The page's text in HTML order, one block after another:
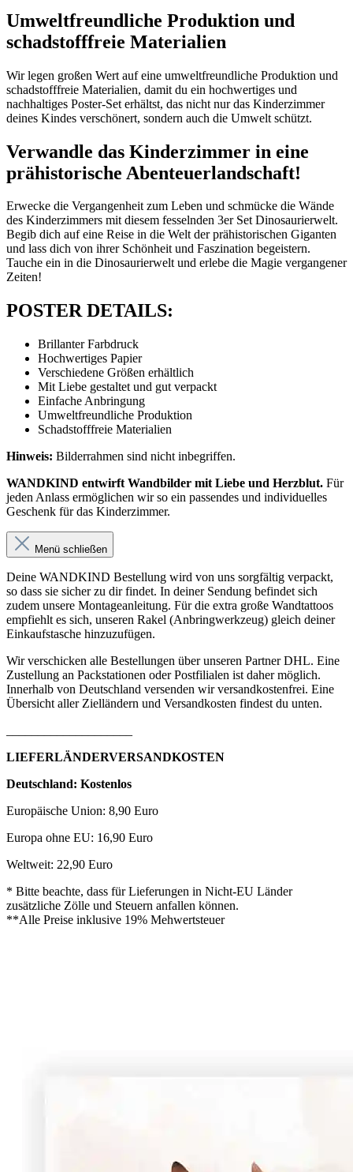
Umweltfreundliche Produktion und
schadstofffreie Materialien
Wir legen großen Wert auf eine umweltfreundliche Produktion und
schadstofffreie Materialien, damit du ein hochwertiges und
nachhaltiges Poster-Set erhältst, das nicht nur das Kinderzimmer
deines Kindes verschönert, sondern auch die Umwelt schützt.
Verwandle das Kinderzimmer in eine
prähistorische Abenteuerlandschaft!
Erwecke die Vergangenheit zum Leben und schmücke die Wände
des Kinderzimmers mit diesem fesselnden 3er Set Dinosaurierwelt.
Begib dich auf eine Reise in die Welt der prähistorischen Giganten
und lass dich von ihrer Schönheit und Faszination begeistern.
Tauche ein in die Dinosaurierwelt und erlebe die Magie vergangener
Zeiten!
POSTER DETAILS:
Brillanter Farbdruck
Hochwertiges Papier
Verschiedene Größen erhältlich
Mit Liebe gestaltet und gut verpackt
Einfache Anbringung
Umweltfreundliche Produktion
Schadstofffreie Materialien
Hinweis: Bilderrahmen sind nicht inbegriffen.
WANDKIND entwirft Wandbilder mit Liebe und Herzblut. Für
jeden Anlass ermöglichen wir so ein passendes und individuelles
Geschenk für das Kinderzimmer.
Menü schließen
Deine WANDKIND Bestellung wird von uns sorgfältig verpackt,
so dass sie sicher zu dir findet. In deiner Sendung befindet sich
zudem unsere Montageanleitung. Für die extra große Wandtattoos
empfiehlt es sich, unseren Rakel (Anbringwerkzeug) gleich deiner
Einkaufstasche hinzuzufügen.
Wir verschicken alle Bestellungen über unseren Partner DHL. Eine
Zustellung an Packstationen oder Postfilialen ist daher möglich.
Innerhalb von Deutschland versenden wir versandkostenfrei. Eine
Übersicht aller Zielländern und Versandkosten findest du unten.
LIEFERLÄNDERVERSANDKOSTEN
Deutschland: Kostenlos
Europäische Union: 8,90 Euro
Europa ohne EU: 16,90 Euro
Weltweit: 22,90 Euro
* Bitte beachte, dass für Lieferungen in Nicht-EU Länder
zusätzliche Zölle und Steuern anfallen können.
**Alle Preise inklusive 19% Mehwertsteuer